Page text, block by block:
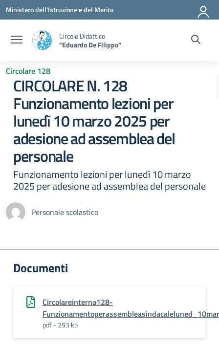
Vai ai contenuti
Vai al menu di navigazione
Vai al footer
Ministero dell'Istruzione e del Merito
Circolo Didattico
"Eduardo De Filippo"
Circolare 128
CIRCOLARE N. 128
Funzionamento lezioni per
lunedì 10 marzo 2025 per
adesione ad assemblea del
personale
Funzionamento lezioni per lunedì 10 marzo
2025 per adesione ad assemblea del personale
Personale scolastico
Documenti
Circolareinterna128-
pdf - 293 kb